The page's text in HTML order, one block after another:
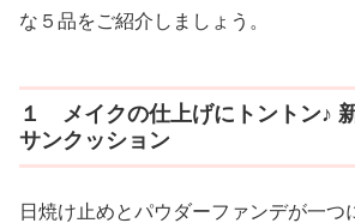
な５品をご紹介しましょう。
１ メイクの仕上げにトントン♪
サンクッション
日焼け止めとパウダーファンデが一つ